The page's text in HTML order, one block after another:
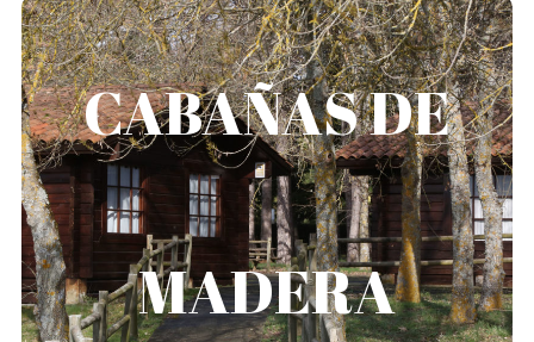
CABAÑAS DE
MADERA
CABAÑAS DE MADERA
Comida autogestionada o catering de palacio (se
gestiona directamente con el servicio de hostelería)
Cada celebración puede disponer de un máximo de
una cabaña con capacidad para 30 personas.